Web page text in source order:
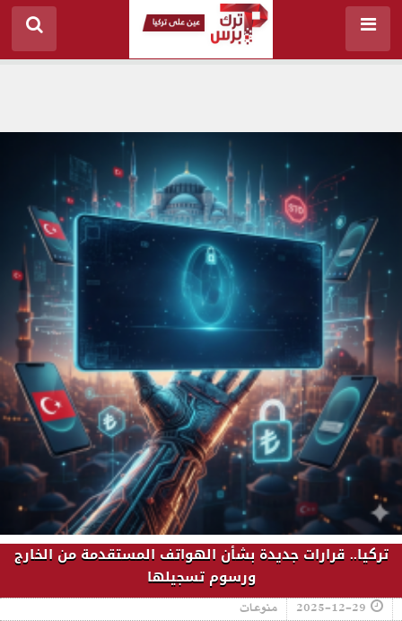
تركيا.. قرارات جديدة بشأن الهواتف المستقدمة من الخارج
ورسوم تسجيلها
2025-12-29 منوعات